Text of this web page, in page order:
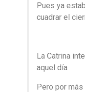
Pues ya
cuadrar el
La Catrina
aquel día
Pero por